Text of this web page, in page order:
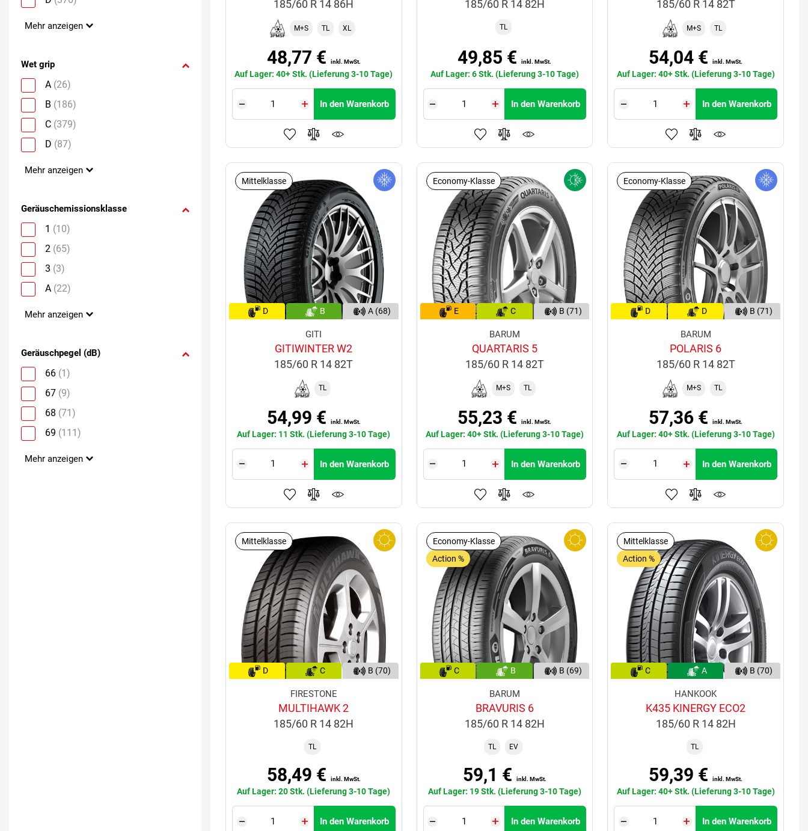
Mehr anzeigen
Wet grip
A (26)
B (186)
C (379)
D (87)
Mehr anzeigen
Geräuschemissionsklasse
1 (10)
2 (65)
3 (3)
A (22)
Mehr anzeigen
Geräuschpegel (dB)
66 (1)
67 (9)
68 (71)
69 (111)
Mehr anzeigen
185/60 R 14 86H
M+S TL XL
48,77 € inkl. MwSt.
Auf Lager: 40+ Stk. (Lieferung 3-10 Tage)
In den Warenkorb
185/60 R 14 82H
TL
49,85 €inkl. MwSt.
Auf Lager: 6 Stk. (Lieferung 3-10 Tage)
In den Warenkorb
185/60 R 14 82T
M+S TL
54,04 €inkl. MwSt.
Auf Lager: 40+ Stk. (Lieferung 3-10 Tage)
In den Warenkorb
Mittelklasse
D B A (68)
GITI
GITIWINTER W2
185/60 R 14 82T
TL
54,99 € inkl. MwSt.
Auf Lager: 11 Stk. (Lieferung 3-10 Tage)
In den Warenkorb
Economy-Klasse
E C B (71)
BARUM
QUARTARIS 5
185/60 R 14 82T
M+S TL
55,23 €inkl. MwSt.
Auf Lager: 40+ Stk. (Lieferung 3-10 Tage)
In den Warenkorb
Economy-Klasse
D D B (71)
BARUM
POLARIS 6
185/60 R 14 82T
M+S TL
57,36 €inkl. MwSt.
Auf Lager: 40+ Stk. (Lieferung 3-10 Tage)
In den Warenkorb
Mittelklasse
D C B (70)
FIRESTONE
MULTIHAWK 2
185/60 R 14 82H
TL
58,49 € inkl. MwSt.
Auf Lager: 20 Stk. (Lieferung 3-10 Tage)
In den Warenkorb
Economy-Klasse
Action %
C B B (69)
BARUM
BRAVURIS 6
185/60 R 14 82H
TL EV
59,1 € inkl. MwSt.
Auf Lager: 19 Stk. (Lieferung 3-10 Tage)
In den Warenkorb
Mittelklasse
Action %
C A B (70)
HANKOOK
K435 KINERGY ECO2
185/60 R 14 82H
TL
59,39 €inkl. MwSt.
Auf Lager: 40+ Stk. (Lieferung 3-10 Tage)
In den Warenkorb